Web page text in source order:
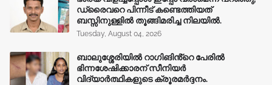
ഡ്രൈവറെ പിന്നീട് കണ്ടെത്തിയത്
ബസ്സിനുള്ളില്‍ തൂങ്ങിമരിച്ച നിലയിൽ.
Tuesday, August 04, 2026
ബാലുശ്ശേരിയിൽ റാഗിങിൻ്റെ പേരിൽ
ഭിന്നശേഷിക്കാരന് സീനിയർ
വിദ്യാർത്ഥികളുടെ ക്രൂരമര്‍ദ്ദനം.